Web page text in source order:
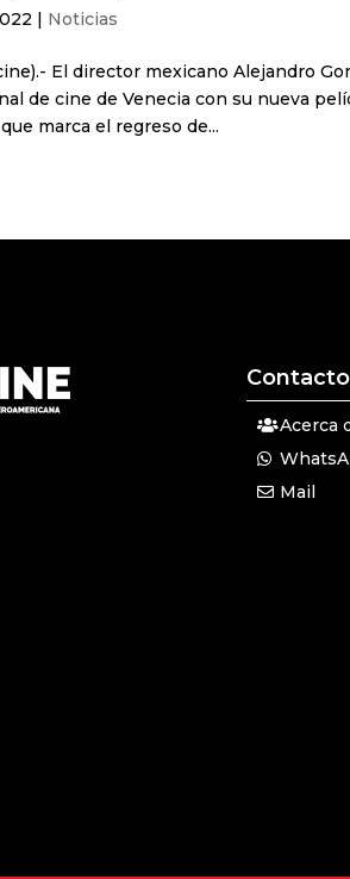
| Noticias
El director mexicano Alejandro
de cine de Venecia con su nueva
marca el regreso de...
Contacto
Acerca
Mail